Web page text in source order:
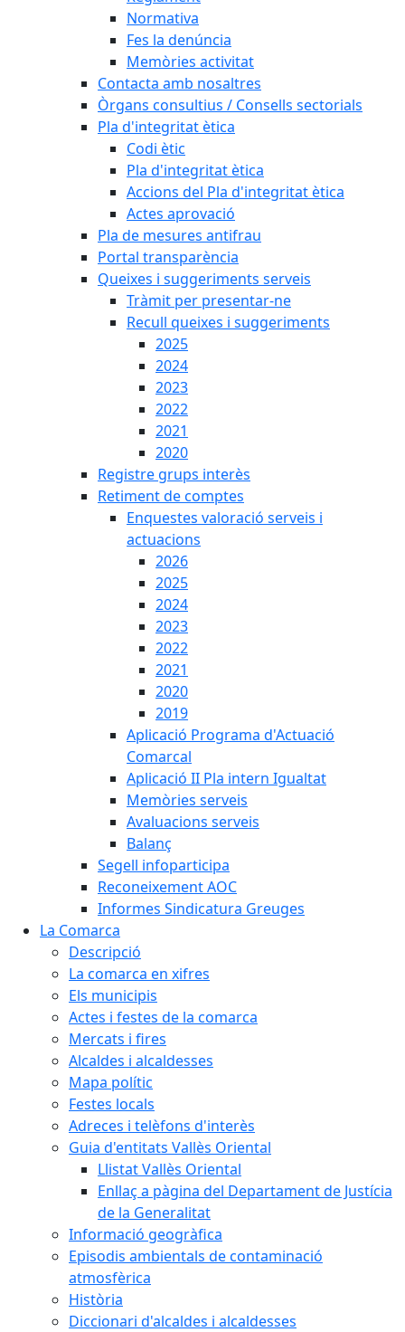
Normativa
Fes la denúncia
Memòries activitat
Contacta amb nosaltres
Òrgans consultius / Consells sectorials
Pla d'integritat ètica
Codi ètic
Pla d'integritat ètica
Accions del Pla d'integritat ètica
Actes aprovació
Pla de mesures antifrau
Portal transparència
Queixes i suggeriments serveis
Tràmit per presentar-ne
Recull queixes i suggeriments
2025
2024
2023
2022
2021
2020
Registre grups interès
Retiment de comptes
Enquestes valoració serveis i
actuacions
2026
2025
2024
2023
2022
2021
2020
2019
Aplicació Programa d'Actuació
Comarcal
Aplicació II Pla intern Igualtat
Memòries serveis
Avaluacions serveis
Balanç
Segell infoparticipa
Reconeixement AOC
Informes Sindicatura Greuges
La Comarca
Descripció
La comarca en xifres
Els municipis
Actes i festes de la comarca
Mercats i fires
Alcaldes i alcaldesses
Mapa polític
Festes locals
Adreces i telèfons d'interès
Guia d'entitats Vallès Oriental
Llistat Vallès Oriental
Enllaç a pàgina del Departament de Justícia
de la Generalitat
Informació geogràfica
Episodis ambientals de contaminació
atmosfèrica
Història
Diccionari d'alcaldes i alcaldesses